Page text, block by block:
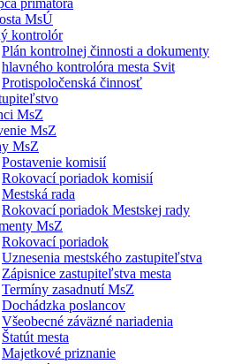
primátora
MsÚ
kontrolór
Plán kontrolnej činnosti a dokumenty
hlavného kontrolóra mesta Svit
Protispoločenská činnosť
MsZ
MsZ
MsZ
Postavenie komisií
Rokovací poriadok komisií
Mestská rada
Rokovací poriadok Mestskej rady
MsZ
Rokovací poriadok
Uznesenia mestského zastupiteľstva
Zápisnice zastupiteľstva mesta
Termíny zasadnutí MsZ
Dochádzka poslancov
Všeobecné záväzné nariadenia
Štatút mesta
Majetkové priznanie